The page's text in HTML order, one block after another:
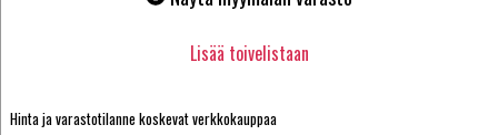
Lisää toivelistaan
Hinta ja varastotilanne koskevat verkkokauppaa